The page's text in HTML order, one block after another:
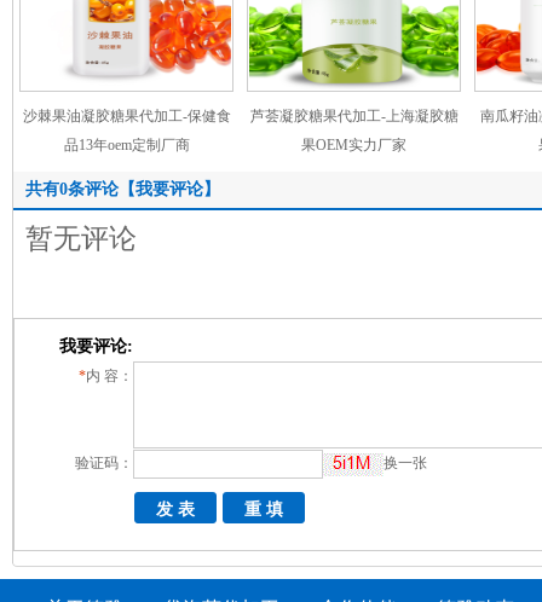
沙棘果油凝胶糖果代加工-保健食
品13年oem定制厂商
芦荟凝胶糖果代加工-上海凝胶糖
果OEM实力厂家
南瓜籽油
共有0条评论 【我要评论】
暂无评论
我要评论:
*内 容：
验证码： 换一张